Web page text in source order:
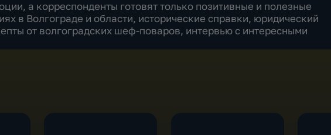
а корреспонденты готовят только позитивные и полезные
в Волгограде и области, исторические справки, юридический
от волгоградских шеф-поваров, интервью с интересными